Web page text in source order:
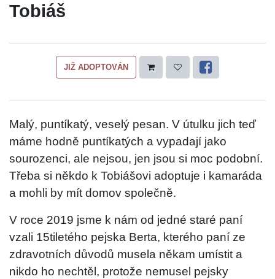
Tobiáš
JIŽ ADOPTOVÁN
Malý, puntíkatý, veselý pesan. V útulku jich teď
máme hodně puntíkatých a vypadají jako
sourozenci, ale nejsou, jen jsou si moc podobní.
Třeba si někdo k Tobiášovi adoptuje i kamaráda
a mohli by mít domov společně.
V roce 2019 jsme k nám od jedné staré paní
vzali 15tiletého pejska Berta, kterého paní ze
zdravotních důvodů musela někam umístit a
nikdo ho nechtěl, protože nemusel pejsky